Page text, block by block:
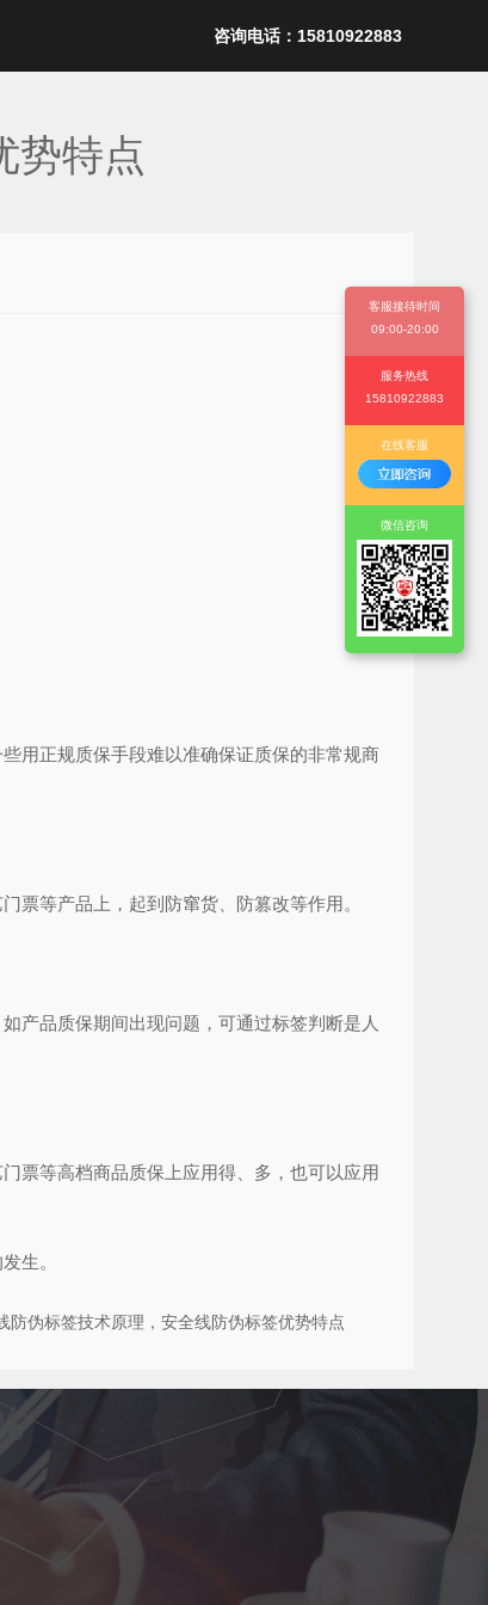
咨询电话：15810922883
势特点
用正规质保手段难以准确保证质保的非常规商
票等产品上，起到防窜货、防篡改等作用。
产品质保期间出现问题，可通过标签判断是人
票等高档商品质保上应用得、多，也可以应用
生。
防伪标签技术原理，安全线防伪标签优势特点
客服接待时间
09:00-20:00
服务热线
15810922883
在线客服
微信咨询